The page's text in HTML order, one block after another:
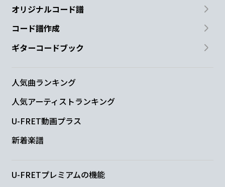
オリジナルコード譜
コード譜作成
ギターコードブック
人気曲ランキング
人気アーティストランキング
U-FRET動画プラス
新着楽譜
U-FRETプレミアムの機能